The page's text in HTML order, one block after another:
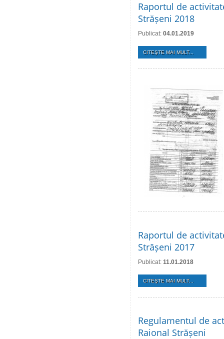
Raportul de
Strășeni 2018
Publicat: 04.01.2019
CITEŞTE MAI MULT...
Raportul de
Strășeni 2017
Publicat: 11.01.2018
CITEŞTE MAI MULT...
Regulamentul de
Raional Strășeni